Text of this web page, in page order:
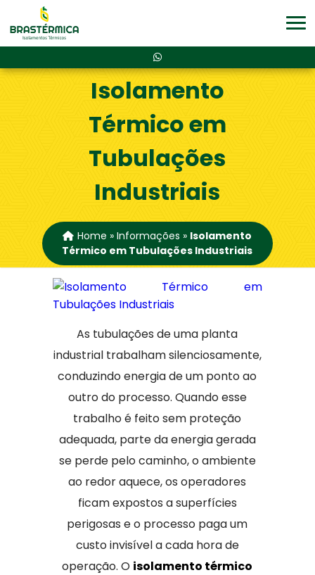
Isolamento
Térmico em
Tubulações
Industriais
Home »Informações » Isolamento
Térmico em Tubulações Industriais
As tubulações de uma planta
industrial trabalham silenciosamente,
conduzindo energia de um ponto ao
outro do processo. Quando esse
trabalho é feito sem proteção
adequada, parte da energia gerada
se perde pelo caminho, o ambiente
ao redor aquece, os operadores
ficam expostos a superfícies
perigosas e o processo paga um
custo invisível a cada hora de
operação. O isolamento térmico